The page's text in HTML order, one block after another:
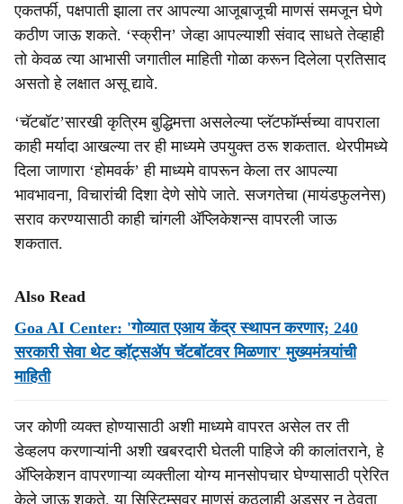
एकतर्फी, पक्षपाती झाला तर आपल्या आजूबाजूची माणसं समजून घेणे
कठीण जाऊ शकते. ‘स्क्रीन’ जेव्हा आपल्याशी संवाद साधते तेव्हाही
तो केवळ त्या आभासी जगातील माहिती गोळा करून दिलेला प्रतिसाद
असतो हे लक्षात असू द्यावे.
‘चॅटबॉट’सारखी कृत्रिम बुद्धिमत्ता असलेल्या प्लॅटफॉर्म्सच्या वापराला
काही मर्यादा आखल्या तर ही माध्यमे उपयुक्त ठरू शकतात. थेरपीमध्ये
दिला जाणारा ‘होमवर्क’ ही माध्यमे वापरून केला तर आपल्या
भावभावना, विचारांची दिशा देणे सोपे जाते. सजगतेचा (मायंडफुलनेस)
सराव करण्यासाठी काही चांगली अ‍ॅप्लिकेशन्स वापरली जाऊ
शकतात.
Also Read
Goa AI Center: 'गोव्यात एआय केंद्र स्थापन करणार; 240
सरकारी सेवा थेट व्हॉट्सॲप चॅटबॉटवर मिळणार' मुख्यमंत्र्यांची
माहिती
जर कोणी व्यक्त होण्यासाठी अशी माध्यमे वापरत असेल तर ती
डेव्हलप करणाऱ्यांनी अशी खबरदारी घेतली पाहिजे की कालांतराने, हे
अ‍ॅप्लिकेशन वापरणाऱ्या व्यक्तीला योग्य मानसोपचार घेण्यासाठी प्रेरित
केले जाऊ शकते. या सिस्टिम्सवर माणसं कुठलाही अडसर न ठेवता